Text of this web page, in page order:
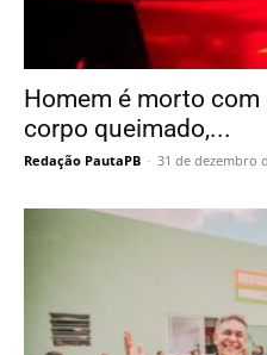
Homem é morto
corpo queimado,...
Redação PautaPB - 31 de dezembro